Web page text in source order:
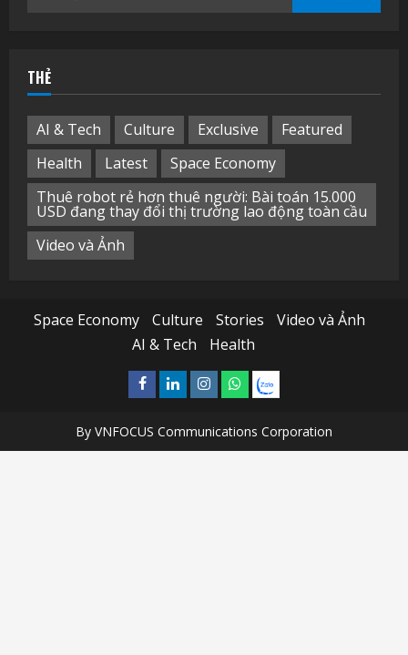
THẺ
AI & Tech Culture Exclusive
Featured
Health
Latest
Space Economy
Thuê robot rẻ hơn thuê người: Bài toán 15.000
USD đang thay đổi thị trường lao động toàn cầu
Video và Ảnh
Space Economy Culture Stories
Video và Ảnh
AI & Tech
Health
Facebook
LinkedinInstagram
What’sapp
Zalo